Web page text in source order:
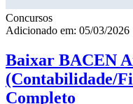
Concursos
Adicionado em: 05/03/2026
Baixar BACEN
(Contabilidade/
Completo